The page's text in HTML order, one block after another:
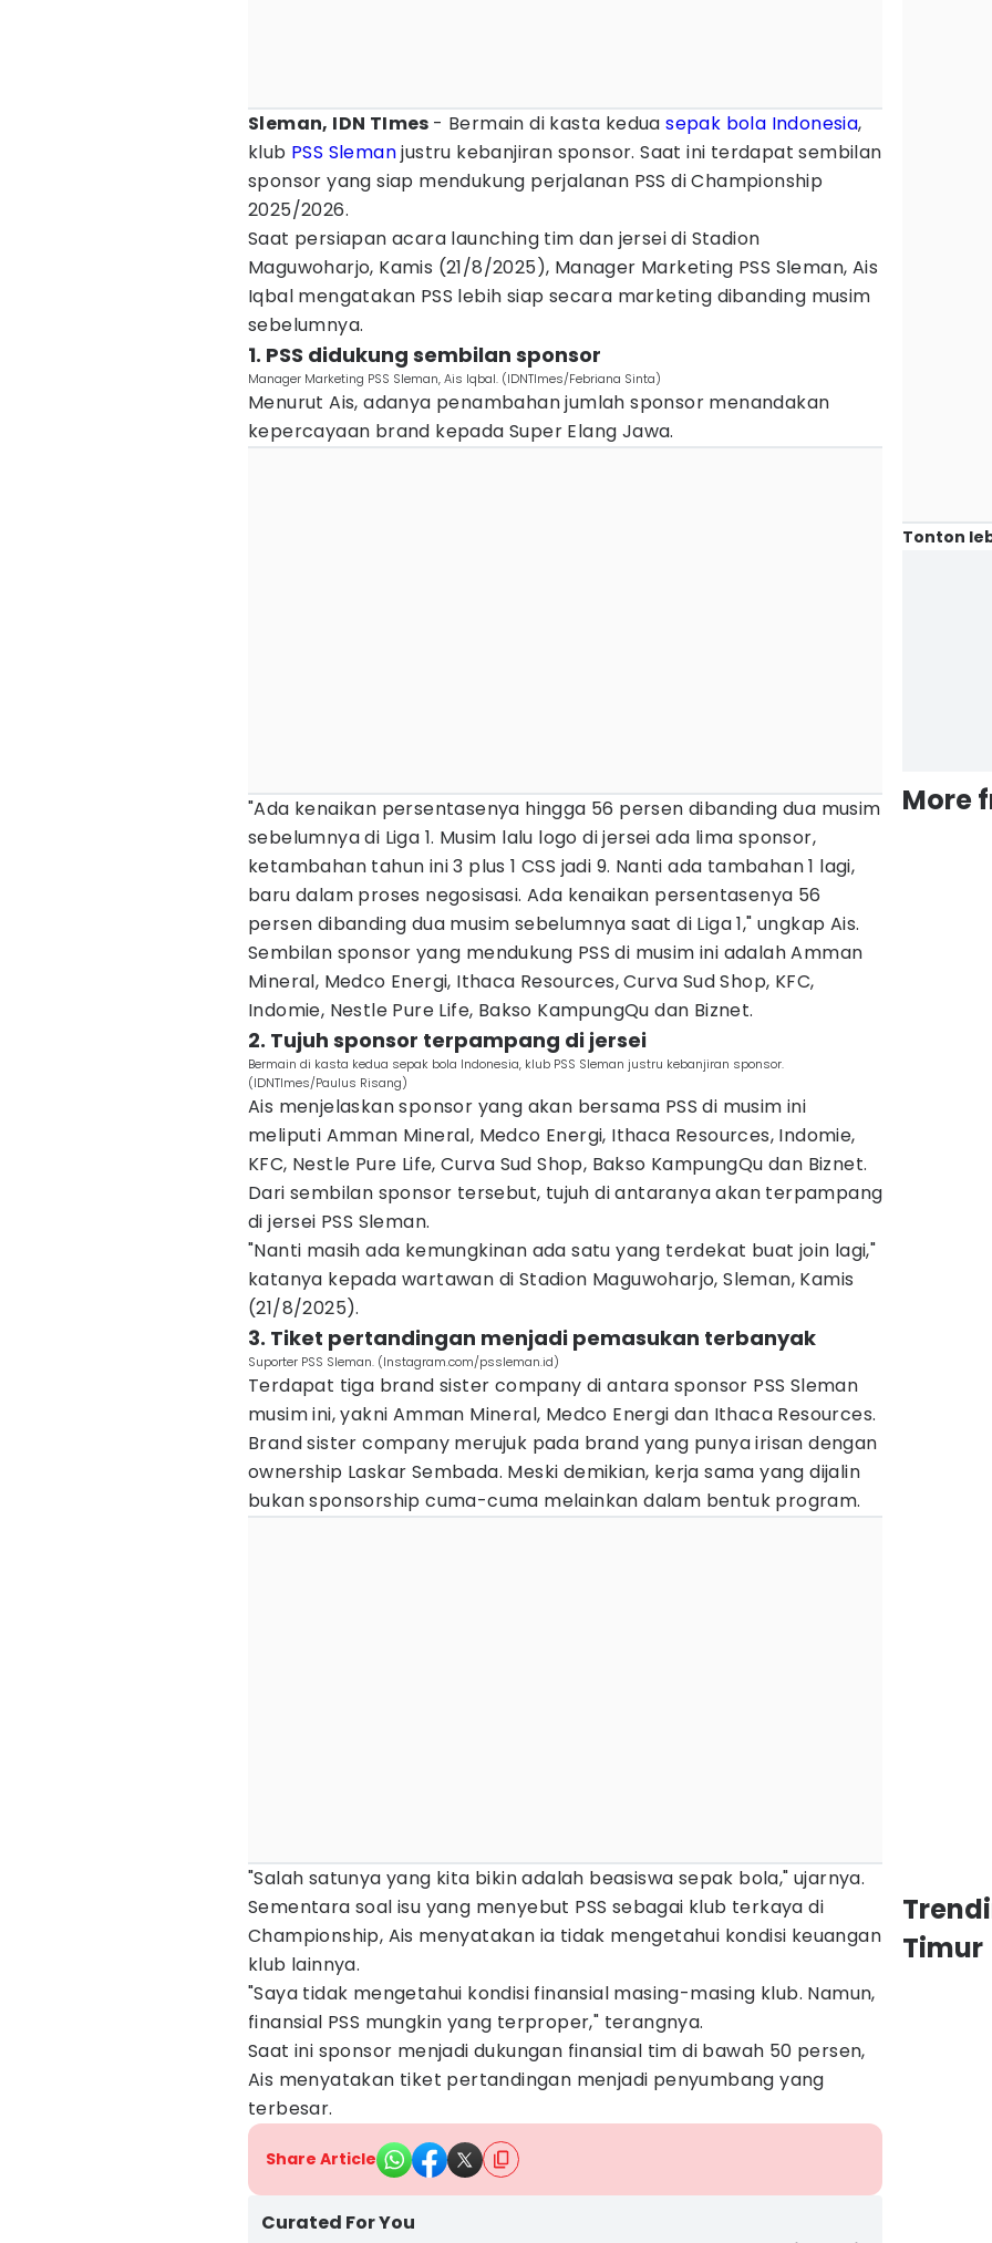
Sleman, IDN TImes - Bermain di kasta keduasepak bola Indonesia,
klub PSS Slemanjustru kebanjiran sponsor. Saat ini terdapat sembilan
sponsor yang siap mendukung perjalanan PSS di Championship
2025/2026.
Saat persiapan acara launching tim dan jersei di Stadion
Maguwoharjo, Kamis (21/8/2025), Manager Marketing PSS Sleman, Ais
Iqbal mengatakan PSS lebih siap secara marketing dibanding musim
sebelumnya.
1. PSS didukung sembilan sponsor
Manager Marketing PSS Sleman, Ais Iqbal. (IDNTImes/Febriana Sinta)
Menurut Ais, adanya penambahan jumlah sponsor menandakan
kepercayaan brand kepada Super Elang Jawa.
"Ada kenaikan persentasenya hingga 56 persen dibanding dua musim
sebelumnya di Liga 1. Musim lalu logo di jersei ada lima sponsor,
ketambahan tahun ini 3 plus 1 CSS jadi 9. Nanti ada tambahan 1 lagi,
baru dalam proses negosisasi. Ada kenaikan persentasenya 56
persen dibanding dua musim sebelumnya saat di Liga 1," ungkap Ais.
Sembilan sponsor yang mendukung PSS di musim ini adalah Amman
Mineral, Medco Energi, Ithaca Resources, Curva Sud Shop, KFC,
Indomie, Nestle Pure Life, Bakso KampungQu dan Biznet.
2. Tujuh sponsor terpampang di jersei
Bermain di kasta kedua sepak bola Indonesia, klub PSS Sleman justru kebanjiran sponsor.
(IDNTImes/Paulus Risang)
Ais menjelaskan sponsor yang akan bersama PSS di musim ini
meliputi Amman Mineral, Medco Energi, Ithaca Resources, Indomie,
KFC, Nestle Pure Life, Curva Sud Shop, Bakso KampungQu dan Biznet.
Dari sembilan sponsor tersebut, tujuh di antaranya akan terpampang
di jersei PSS Sleman.
"Nanti masih ada kemungkinan ada satu yang terdekat buat join lagi,"
katanya kepada wartawan di Stadion Maguwoharjo, Sleman, Kamis
(21/8/2025).
3. Tiket pertandingan menjadi pemasukan terbanyak
Suporter PSS Sleman. (Instagram.com/pssleman.id)
Terdapat tiga brand sister company di antara sponsor PSS Sleman
musim ini, yakni Amman Mineral, Medco Energi dan Ithaca Resources.
Brand sister company merujuk pada brand yang punya irisan dengan
ownership Laskar Sembada. Meski demikian, kerja sama yang dijalin
bukan sponsorship cuma-cuma melainkan dalam bentuk program.
"Salah satunya yang kita bikin adalah beasiswa sepak bola," ujarnya.
Sementara soal isu yang menyebut PSS sebagai klub terkaya di
Championship, Ais menyatakan ia tidak mengetahui kondisi keuangan
klub lainnya.
"Saya tidak mengetahui kondisi finansial masing-masing klub. Namun,
finansial PSS mungkin yang terproper," terangnya.
Saat ini sponsor menjadi dukungan finansial tim di bawah 50 persen,
Ais menyatakan tiket pertandingan menjadi penyumbang yang
terbesar.
Share Article
Curated For You
Tonton
More
Timur